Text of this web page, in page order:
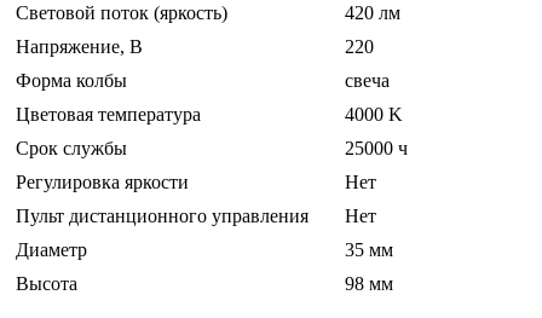
Световой поток (яркость)
420 лм
Напряжение, В
220
Форма колбы
свеча
Цветовая температура
4000 K
Срок службы
25000 ч
Регулировка яркости
Нет
Пульт дистанционного управления
Нет
Диаметр
35 мм
Высота
98 мм